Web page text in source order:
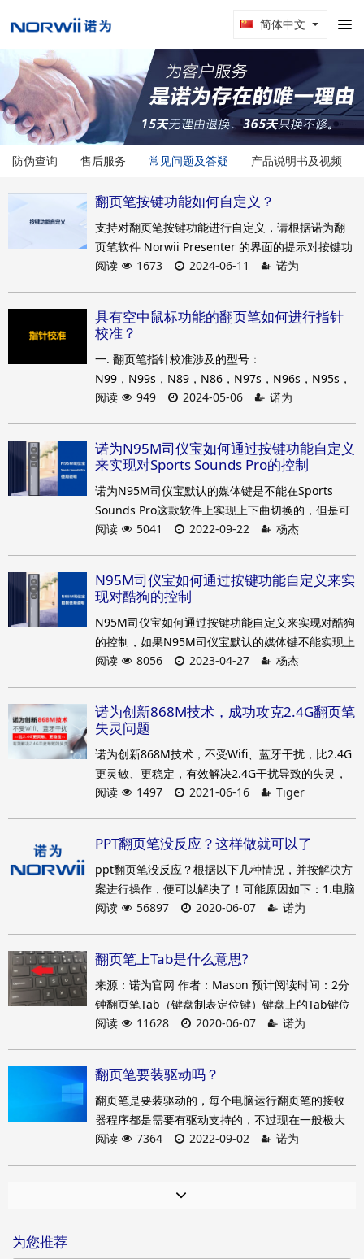
简体中文
防伪查询 售后服务 常见问题及答疑 产品说明书及视频
翻页笔按键功能如何自定义？
支持对翻页笔按键功能进行自定义，请根据诺为翻
页笔软件 Norwii Presenter 的界面的提示对按键功
能做自定义。
阅读 1673 2024-06-11 诺为
具有空中鼠标功能的翻页笔如何进行指针
校准？
一. 翻页笔指针校准涉及的型号：
N99，N99s，N89，N86，N97s，N96s，N95s，
N95s Pro，N28s，N29s，N10s Pro。
产品时，光标不水平或垂直移动，而是斜着向某个
方向移动。
阅读 949 2024-05-06 诺为
诺为N95M司仪宝如何通过按键功能自定义
来实现对Sports Sounds Pro的控制
诺为N95M司仪宝默认的媒体键是不能在Sports
Sounds Pro这款软件上实现上下曲切换的，但是可
以通过按键功能自定义来实现。
阅读 5041 2022-09-22 杨杰
N95M司仪宝如何通过按键功能自定义来实
现对酷狗的控制
N95M司仪宝如何通过按键功能自定义来实现对酷狗
的控制，如果N95M司仪宝默认的媒体键不能实现上
下曲切换的话，可以通过按键功能自定义来实现对
阅读 8056 2023-04-27 杨杰
诺为创新868M技术，成功攻克2.4G翻页笔
失灵问题
诺为创新868M技术，不受Wifi、蓝牙干扰，比2.4G
更灵敏、更稳定，有效解决2.4G干扰导致的失灵，
它避开2.4G，另辟蹊径，采用868M频段，让控制信
阅读 1497 2021-06-16 Tiger
PPT翻页笔没反应？这样做就可以了
ppt翻页笔没反应？根据以下几种情况，并按解决方
案进行操作，便可以解决了！可能原因如下：1.电脑
没有安装好驱动程序，使用过程中接收器接受不
是因为版本太老旧无法使用。或者是某些电脑本来
安装的就是简化版系统（即没有安装正常配置的驱
动程序包）、某些操作系统因为长期没有整理，系
统本身不稳定或中病毒，也会导致无法正常安装
阅读 56897 2020-06-07 诺为
翻页笔上Tab是什么意思?
来源：诺为官网 作者：Mason 预计阅读时间：2分
钟翻页笔Tab（键盘制表定位键）键盘上的Tab键位
于大小写键（ Caps Lock ）的上面，Tab 键是
用法就是用来绘制无边框的表格。单词之间的间隔
都是按下一次 Tab键来实现的。对于翻页笔的Tab
键，也是模拟了电脑键盘上的Tab键的功能
阅读 11628 2020-06-07 诺为
翻页笔要装驱动吗？
翻页笔是要装驱动的，每个电脑运行翻页笔的接收
器程序都是需要有驱动支持的，不过现在一般极大
多
阅读 7364 2022-09-02 诺为
为您推荐